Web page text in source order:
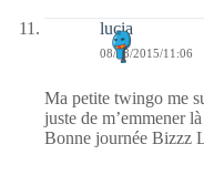
lucia
08/08/2015/11:06
Ma petite twingo me
juste de m’emmener
Bonne journée Bizzz